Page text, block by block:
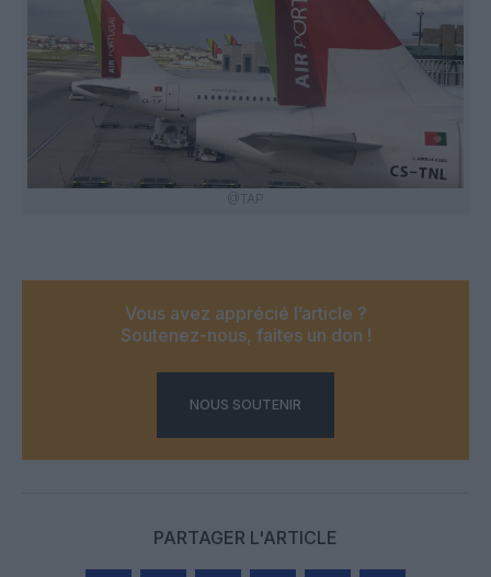
@TAP
Vous avez apprécié l’article ?
Soutenez-nous, faites un don !
NOUS SOUTENIR
PARTAGER L'ARTICLE